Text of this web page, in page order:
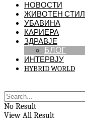
НОВОСТИ
ЖИВОТЕН СТИЛ
УБАВИНА
КАРИЕРА
ЗДРАВЈЕ
БЛОГ
ИНТЕРВЈУ
HYBRID WORLD
No Result
View All Result